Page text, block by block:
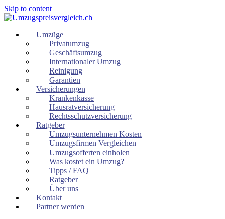
Skip to content
Umzüge
Privatumzug
Geschäftsumzug
Internationaler Umzug
Reinigung
Garantien
Versicherungen
Krankenkasse
Hausratversicherung
Rechtsschutzversicherung
Ratgeber
Umzugsunternehmen Kosten
Umzugsfirmen Vergleichen
Umzugsofferten einholen
Was kostet ein Umzug?
Tipps / FAQ
Ratgeber
Über uns
Kontakt
Partner werden